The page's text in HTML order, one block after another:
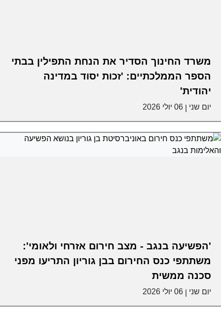
משרד החינוך הסדיר את הנחת התפילין בבתי
הספר הממלכתיים: 'זכות יסוד במדינה
יהודית'
יום שני 06 יולי 2026
'הפשיעה בנגב - מצב חירום אזרחי ולאומי':
משתתפי כנס החירום בבן גוריון התריעו מפני
סכנה ממשית
יום שני 06 יולי 2026